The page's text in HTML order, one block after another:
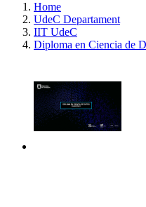
Home
UdeC Departament
IIT UdeC
Diploma en Ciencia de